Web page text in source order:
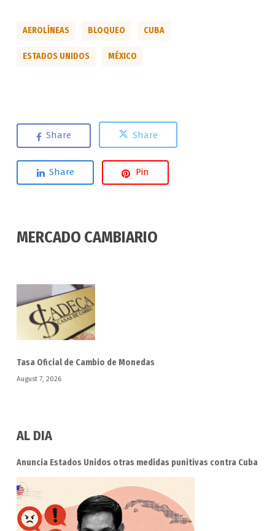
AEROLÍNEAS BLOQUEO CUBA
ESTADOS UNIDOS MÉXICO
Share Share
Share Pin
MERCADO CAMBIARIO
Tasa Oficial de Cambio de Monedas
August 7, 2026
AL DIA
Anuncia Estados Unidos otras medidas punitivas contra Cuba